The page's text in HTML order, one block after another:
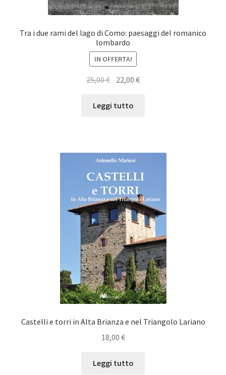
Tra i due rami del lago di Como: paesaggi del romanico
lombardo
IN OFFERTA!
25,00€
originale
22,00€Il
Leggi tutto
Castelli e torri in Alta Brianza e nel Triangolo Lariano
18,00 €
Leggi tutto